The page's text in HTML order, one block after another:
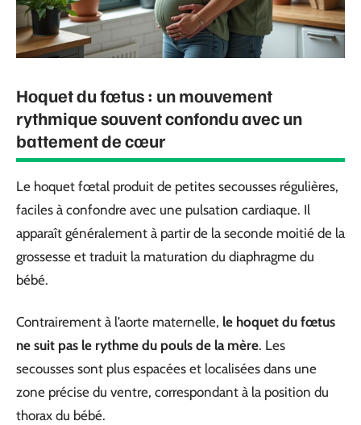
Hoquet du fœtus : un mouvement
rythmique souvent confondu avec un
battement de cœur
Le hoquet fœtal produit de petites secousses régulières,
faciles à confondre avec une pulsation cardiaque. Il
apparaît généralement à partir de la seconde moitié de la
grossesse et traduit la maturation du diaphragme du
bébé.
Contrairement à l’aorte maternelle, le hoquet du fœtus
ne suit pas le rythme du pouls de la mère. Les
secousses sont plus espacées et localisées dans une
zone précise du ventre, correspondant à la position du
thorax du bébé.